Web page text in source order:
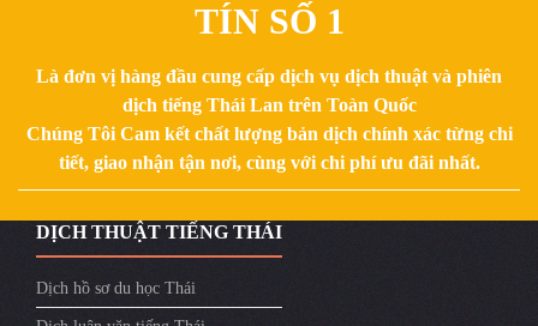
TÍN SỐ 1
Là đơn vị hàng đầu cung cấp dịch vụ dịch thuật và phiên
dịch tiếng Thái Lan trên Toàn Quốc
Chúng Tôi Cam kết chất lượng bản dịch chính xác từng chi
tiết, giao nhận tận nơi, cùng với chi phí ưu đãi nhất.
DỊCH THUẬT TIẾNG THÁI
Dịch hồ sơ du học Thái